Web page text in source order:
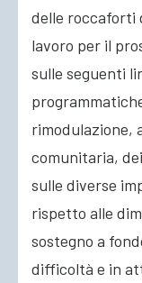
delle roccaforti
lavoro per il
sulle seguenti
rimodulazione,
comunitaria,
sulle diverse
rispetto alle
sostegno a
difficoltà e in